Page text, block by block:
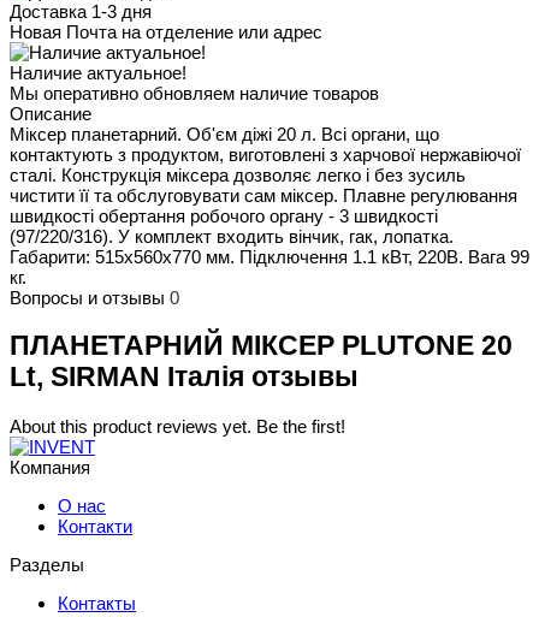
Доставка 1-3 дня
Новая Почта на отделение или адрес
Наличие актуальное!
Мы оперативно обновляем наличие товаров
Описание
Міксер планетарний. Об'єм діжі 20 л. Всі органи, що
контактують з продуктом, виготовлені з харчової нержавіючої
сталі. Конструкція міксера дозволяє легко і без зусиль
чистити її та обслуговувати сам міксер. Плавне регулювання
швидкості обертання робочого органу - 3 швидкості
(97/220/316). У комплект входить вінчик, гак, лопатка.
Габарити: 515х560х770 мм. Підключення 1.1 кВт, 220В. Вага 99
кг.
Вопросы и отзывы 0
ПЛАНЕТАРНИЙ МІКСЕР PLUTONE 20
Lt, SIRMAN Італія отзывы
About this product reviews yet. Be the first!
Компания
О нас
Контакти
Разделы
Контакты